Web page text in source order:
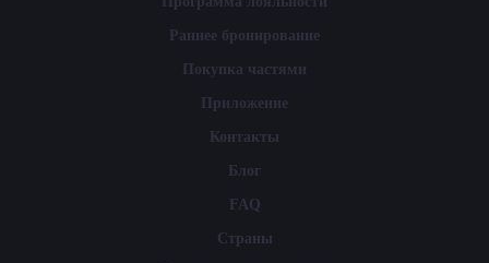
Раннее бронирование
Покупка частями
Приложение
Контакты
Блог
FAQ
Страны